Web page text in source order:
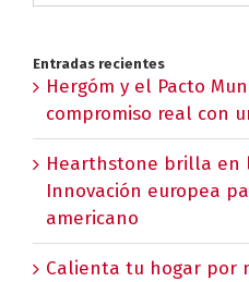
Entradas recientes
Hergóm y el Pacto
compromiso real con
Hearthstone brilla en
Innovación europea
americano
Calienta tu hogar por